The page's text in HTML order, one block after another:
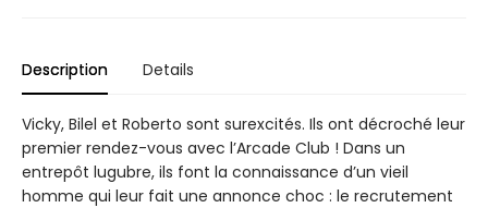
Description Details
Vicky, Bilel et Roberto sont surexcités. Ils ont décroché leur
premier rendez-vous avec l’Arcade Club ! Dans un
entrepôt lugubre, ils font la connaissance d’un vieil
homme qui leur fait une annonce choc : le recrutement